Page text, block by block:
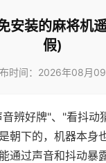
安装的麻将机
假)
时间：2026年08月
辨好牌"、"看抖动
朝下的，机器本身
通过声音和抖动暴